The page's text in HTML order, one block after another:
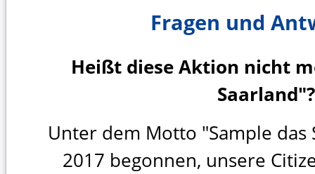
Fragen und
Heißt diese Aktion nicht
Saarland"?
Unter dem Motto "Sample das
2017 begonnen, unsere